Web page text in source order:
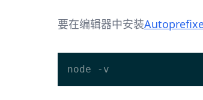
要在编辑器中安装